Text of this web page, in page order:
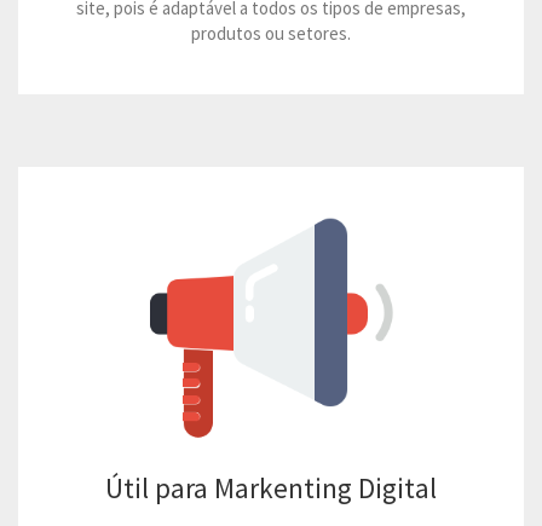
site, pois é adaptável a todos os tipos de empresas,
produtos ou setores.
Útil para Markenting Digital